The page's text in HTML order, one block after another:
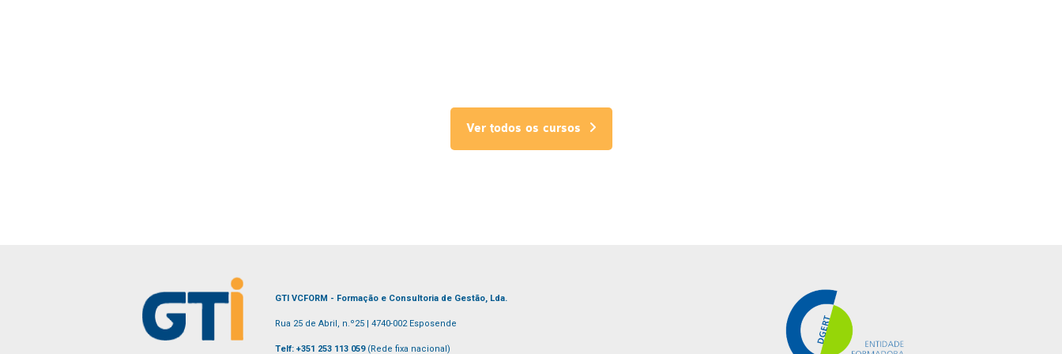
Ver todos os cursos
GTI VCFORM - Formação e Consultoria de Gestão, Lda.
Rua 25 de Abril, n.º25 | 4740-002 Esposende
Telf: +351 253 113 059 (Rede fixa nacional)